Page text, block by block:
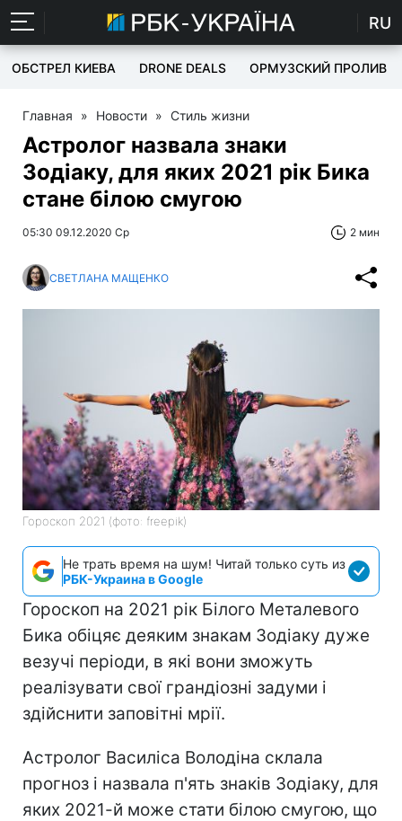
RU
ОБСТРЕЛ КИЕВА DRONE DEALS ОРМУЗСКИЙ ПРОЛИВ
Главная » Новости » Стиль жизни
Астролог назвала знаки
Зодіаку, для яких 2021 рік Бика
стане білою смугою
05:30 09.12.2020 Ср 2 мин
СВЕТЛАНА МАЩЕНКО
Гороскоп 2021 (фото: freepik)
Не трать время на шум! Читай только суть из
РБК-Украина в Google
Гороскоп на 2021 рік Білого Металевого
Бика обіцяє деяким знакам Зодіаку дуже
везучі періоди, в які вони зможуть
реалізувати свої грандіозні задуми і
здійснити заповітні мрії.
Астролог Василіса Володіна склала
прогноз і назвала п'ять знаків Зодіаку, для
яких 2021-й може стати білою смугою, що